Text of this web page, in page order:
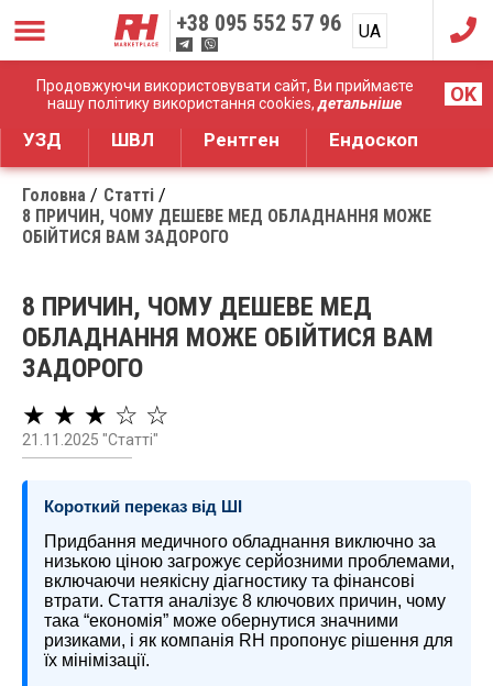
Продовжуючи використовувати сайт, Ви приймаєте
нашу політику використання cookies,детальніше OK
+38 095 552 57 96 UA
RU
Дистрибуція медичного обладнання
УЗД ШВЛ Рентген Ендоскоп
Головна
Статті
8 ПРИЧИН, ЧОМУ ДЕШЕВЕ МЕД ОБЛАДНАННЯ МОЖЕ
ОБІЙТИСЯ ВАМ ЗАДОРОГО
8 ПРИЧИН, ЧОМУ ДЕШЕВЕ МЕД
ОБЛАДНАННЯ МОЖЕ ОБІЙТИСЯ ВАМ
ЗАДОРОГО
★ ★ ★ ☆ ☆
21.11.2025 "Статті"
Короткий переказ від ШІ
Придбання медичного обладнання виключно за
низькою ціною загрожує серйозними проблемами,
включаючи неякісну діагностику та фінансові
втрати. Стаття аналізує 8 ключових причин, чому
така “економія” може обернутися значними
ризиками, і як компанія RH пропонує рішення для
їх мінімізації.